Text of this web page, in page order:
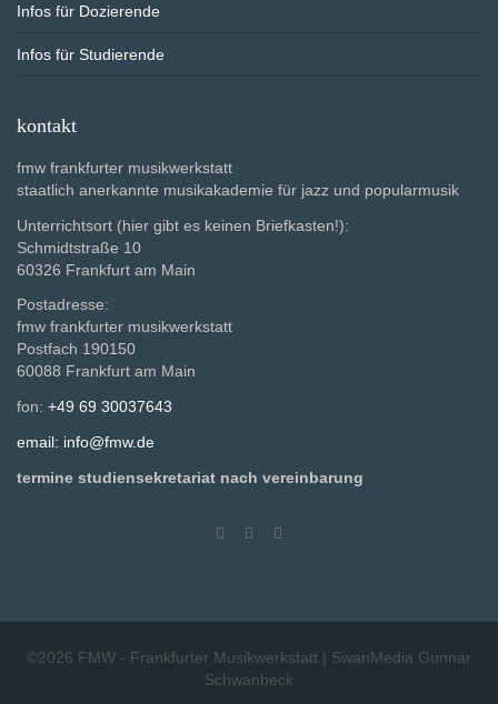
Infos für Dozierende
Infos für Studierende
kontakt
fmw frankfurter musikwerkstatt
staatlich anerkannte musikakademie für jazz und popularmusik
Unterrichtsort (hier gibt es keinen Briefkasten!):
Schmidtstraße 10
60326 Frankfurt am Main
Postadresse:
fmw frankfurter musikwerkstatt
Postfach 190150
60088 Frankfurt am Main
fon: +49 69 30037643
email: info@fmw.de
termine studiensekretariat nach vereinbarung
©2026 FMW - Frankfurter Musikwerkstatt | SwanMedia.Gunnar
Schwanbeck